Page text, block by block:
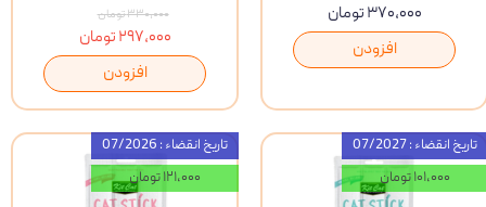
۳۷۰,۰۰۰ تومان
افزودن
۳۳۰,۰۰۰ تومان
۲۹۷,۰۰۰ تومان
افزودن
تاریخ انقضاء : 07/2027
۱۰۱,۰۰۰ تومان
تاریخ انقضاء : 07/2026
۱۲۱,۰۰۰ تومان